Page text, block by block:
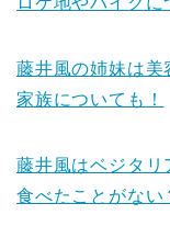
藤井風の姉妹は美
家族についても！
藤井風はベジタリ
食べたことがない